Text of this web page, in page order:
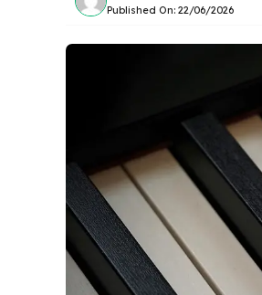
Published On: 22/06/2026